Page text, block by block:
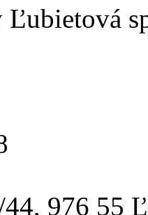
Ľubietová
44, 976 55